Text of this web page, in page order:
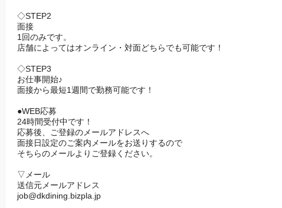
◇STEP2
面接
1回のみです。
店舗によってはオンライン・対面どちらでも可能です！
◇STEP3
お仕事開始♪
面接から最短1週間で勤務可能です！
●WEB応募
24時間受付中です！
応募後、ご登録のメールアドレスへ
面接日設定のご案内メールをお送りするので
そちらのメールよりご登録ください。
▽メール
送信元メールアドレス
job@dkdining.bizpla.jp